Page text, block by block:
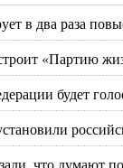
в два раза
«Партию
будет
что думают